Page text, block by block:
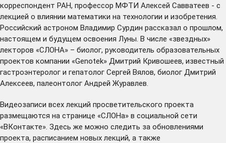
корреспондент РАН, профессор МФТИ Алексей Савватеев - с
лекцией о влиянии математики на технологии и изобретения.
Российский астроном Владимир Сурдин рассказал о прошлом,
настоящем и будущем освоения Луны. В числе «звездных»
лекторов «СЛОНА» – биолог, руководитель образовательных
проектов компании «Genotek» Дмитрий Кривошеев, известный
гастроэнтеролог и гепатолог Сергей Вялов, биолог Дмитрий
Алексеев, палеонтолог Андрей Журавлев
Видеозаписи всех лекций просветительского проекта
размещаются на странице «СЛОНа» в социальной сети
«ВКонтакте». Здесь же можно следить за обновлениями
проекта, расписанием новых лекций, а также